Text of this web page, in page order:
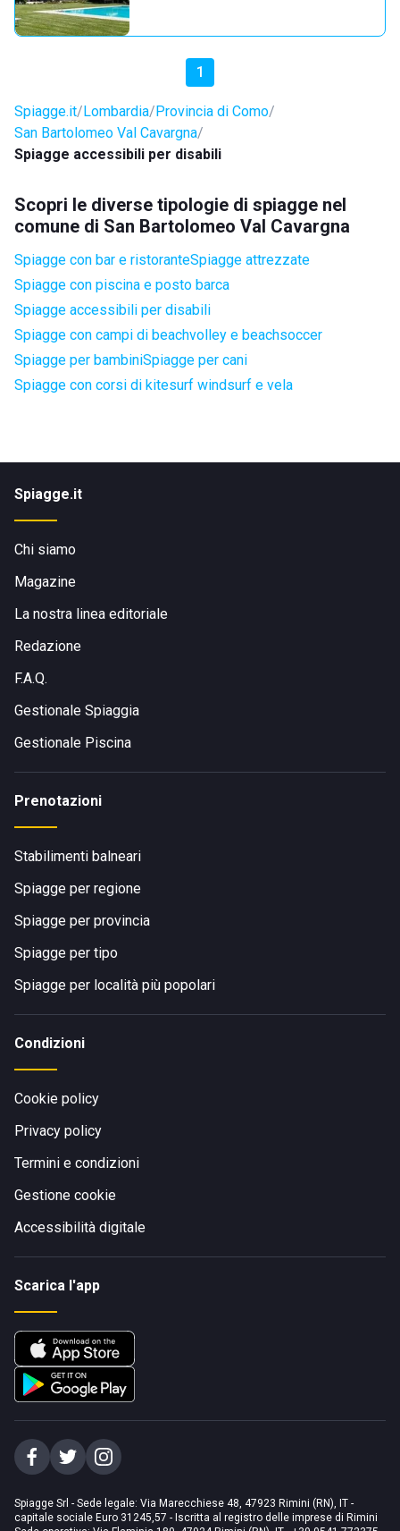
1
Spiagge.it Lombardia Provincia di Como
San Bartolomeo Val Cavargna
Spiagge accessibili per disabili
Scopri le diverse tipologie di spiagge nel
comune di San Bartolomeo Val Cavargna
Spiagge con bar e ristoranteSpiagge attrezzate
Spiagge con piscina e posto barca
Spiagge accessibili per disabili
Spiagge con campi di beachvolley e beachsoccer
Spiagge per bambiniSpiagge per cani
Spiagge con corsi di kitesurf windsurf e vela
Spiagge.it
Chi siamo
Magazine
La nostra linea editoriale
Redazione
F.A.Q.
Gestionale Spiaggia
Gestionale Piscina
Prenotazioni
Stabilimenti balneari
Spiagge per regione
Spiagge per provincia
Spiagge per tipo
Spiagge per località più popolari
Condizioni
Cookie policy
Privacy policy
Termini e condizioni
Gestione cookie
Accessibilità digitale
Scarica l'app
Spiagge Srl - Sede legale: Via Marecchiese 48, 47923 Rimini (RN), IT -
capitale sociale Euro 31245,57 - Iscritta al registro delle imprese di Rimini